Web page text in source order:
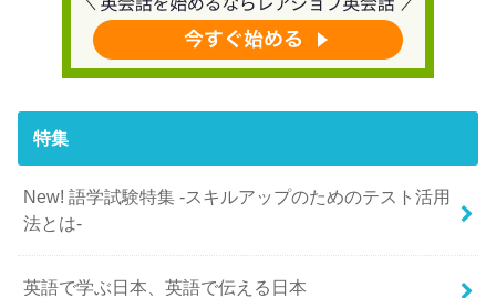
特集
New! 語学試験特集 -スキルアップのためのテスト活用
法とは-
英語で学ぶ日本、英語で伝える日本